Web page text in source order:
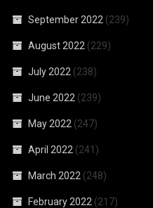
September 2022 (239)
August 2022 (229)
July 2022 (238)
June 2022 (239)
May 2022 (247)
April 2022 (241)
March 2022 (248)
February 2022 (217)